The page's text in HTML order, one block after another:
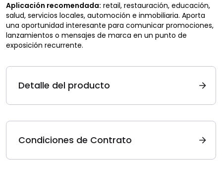
Aplicación recomendada: retail, restauración, educación,
salud, servicios locales, automoción e inmobiliaria. Aporta
una oportunidad interesante para comunicar promociones,
lanzamientos o mensajes de marca en un punto de
exposición recurrente.
Detalle del producto
Condiciones de Contrato